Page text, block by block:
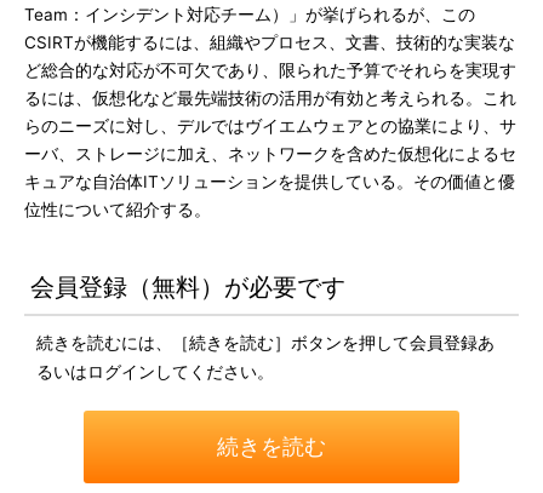
Team：インシデント対応チーム）」が挙げられるが、この
CSIRTが機能するには、組織やプロセス、文書、技術的な実装な
ど総合的な対応が不可欠であり、限られた予算でそれらを実現す
るには、仮想化など最先端技術の活用が有効と考えられる。これ
らのニーズに対し、デルではヴイエムウェアとの協業により、サ
ーバ、ストレージに加え、ネットワークを含めた仮想化によるセ
キュアな自治体ITソリューションを提供している。その価値と優
位性について紹介する。
会員登録（無料）が必要です
続きを読むには、［続きを読む］ボタンを押して会員登録あ
るいはログインしてください。
続きを読む